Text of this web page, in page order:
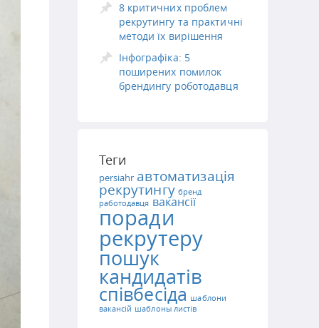
8 критичних проблем
рекрутингу та практичні
методи їх вирішення
Інфографіка: 5
поширених помилок
брендингу роботодавця
Теги
persiahr автоматизація
рекрутингу бренд
работодавця вакансії
поради
рекрутеру
пошук
кандидатів
співбесіда шаблони
вакансій шаблоны листів